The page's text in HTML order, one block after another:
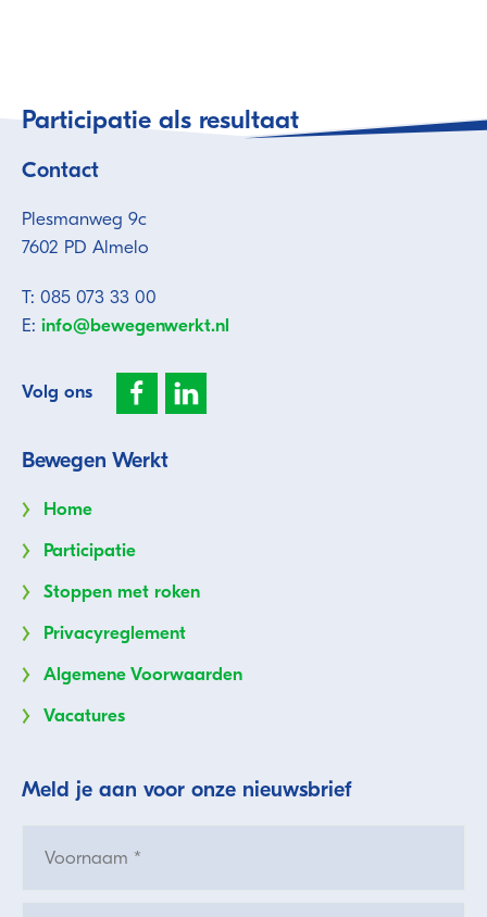
Participatie als resultaat
Contact
Plesmanweg 9c
7602 PD Almelo
T: 085 073 33 00
E: info@bewegenwerkt.nl
Volg ons
Bewegen Werkt
Home
Participatie
Stoppen met roken
Privacyreglement
Algemene Voorwaarden
Vacatures
Meld je aan voor onze nieuwsbrief